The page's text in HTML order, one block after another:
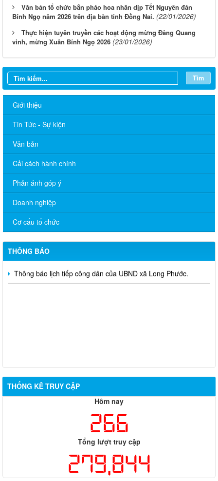
Văn bản tổ chức bắn pháo hoa nhân dịp Tết Nguyên đán
Bính Ngọ năm 2026 trên địa bàn tỉnh Đồng Nai. (22/01/2026)
Thực hiện tuyên truyền các hoạt động mừng Đảng Quang
vinh, mừng Xuân Bính Ngọ 2026 (23/01/2026)
Tìm
Giới thiệu
Tin Tức - Sự kiện
Văn bản
Cải cách hành chính
Phản ánh góp ý
Doanh nghiệp
Cơ cấu tổ chức
THÔNG BÁO
CHUYÊN MỤC TUYỂN DỤNG
Công bố Quyết định về việc xếp hạng di tích lịch sử Đình Tập
Phước - Phước Hòa xã Long Phước, tỉnh Đồng Nai.
thông báo tạm ngưng cung cấp điện trạm biến áp 320kVA Long
Phước 5ngày 27/01/2026
Thông báo lịch tiếp công dân của UBND xã Long Phước.
THỐNG KÊ TRUY CẬP
Hôm nay
266
Tổng lượt truy cập
279,844